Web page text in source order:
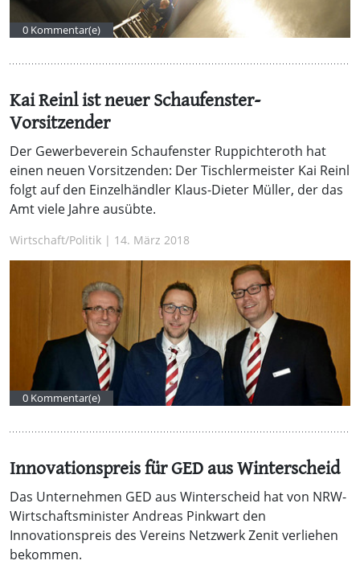
0 Kommentar(e)
Kai Reinl ist neuer Schaufenster-
Vorsitzender
Der Gewerbeverein Schaufenster Ruppichteroth hat
einen neuen Vorsitzenden: Der Tischlermeister Kai Reinl
folgt auf den Einzelhändler Klaus-Dieter Müller, der das
Amt viele Jahre ausübte.
Wirtschaft/Politik | 14. März 2018
0 Kommentar(e)
Innovationspreis für GED aus Winterscheid
Das Unternehmen GED aus Winterscheid hat von NRW-
Wirtschaftsminister Andreas Pinkwart den
Innovationspreis des Vereins Netzwerk Zenit verliehen
bekommen.